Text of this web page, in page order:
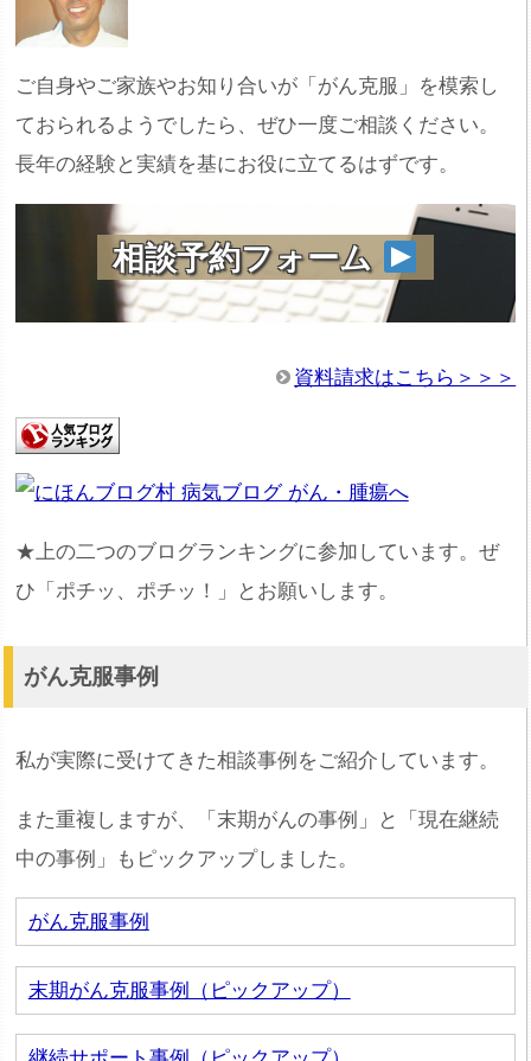
ご自身やご家族やお知り合いが「がん克服」を模索し
ておられるようでしたら、ぜひ一度ご相談ください。
長年の経験と実績を基にお役に立てるはずです。
相談予約フォーム
資料請求はこちら＞＞＞
★上の二つのブログランキングに参加しています。ぜ
ひ「ポチッ、ポチッ！」とお願いします。
がん克服事例
私が実際に受けてきた相談事例をご紹介しています。
また重複しますが、「末期がんの事例」と「現在継続
中の事例」もピックアップしました。
がん克服事例
末期がん克服事例（ピックアップ）